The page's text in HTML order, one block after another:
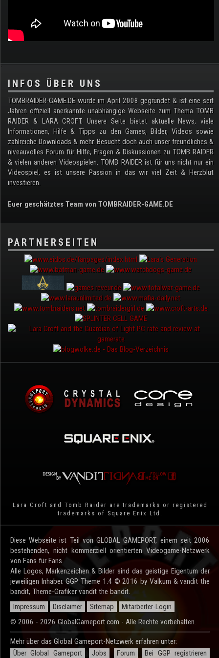
.
INFOS ÜBER UNS
TOMBRAIDER-GAME.DE wurde im April 2008 gegründet & ist eine seit
Jahren offiziell anerkannte unabhängige Webseite zum Thema TOMB
RAIDER & LARA CROFT. Unsere Seite bietet aktuelle News, viele
Informationen, Hilfe & Tipps zu den Games, Bilder, Videos sowie
zahlreiche Downloads & mehr. Besucht doch auch unser freundliches &
niveauvolles Forum für Hilfe, Fragen & Diskussionen zu TOMB RAIDER
& vielen anderen Videospielen. TOMB RAIDER ist für uns nicht nur ein
Videospiel, es ist unsere Passion in das wir viel Zeit & Herzblut
investieren.
Euer geschätztes Team von TOMBRAIDER-GAME.DE
PARTNERSEITEN
Lara Croft and Tomb Raider are trademarks or registered
trademarks of Square Enix Ltd.
Diese Webseite ist Teil von GLOBAL GAMEPORT, einem seit 2006
bestehenden, nicht kommerziell orientierten Videogame-Netzwerk
von Fans für Fans.
Alle Logos, Markenzeichen & Bilder sind das geistige Eigentum der
jeweiligen Inhaber. GGP Theme 1.4 © 2016 by Valkum & vandit the
bandit, Theme-Grafiker vandit the bandit.
Impressum
Disclaimer Sitemap
Mitarbeiter-Login
© 2006 - 2026 GlobalGameport.com - Alle Rechte vorbehalten.
Mehr über das Global Gameport-Netzwerk erfahren unter:
Über Global Gameport
Jobs Forum Bei GGP registrieren